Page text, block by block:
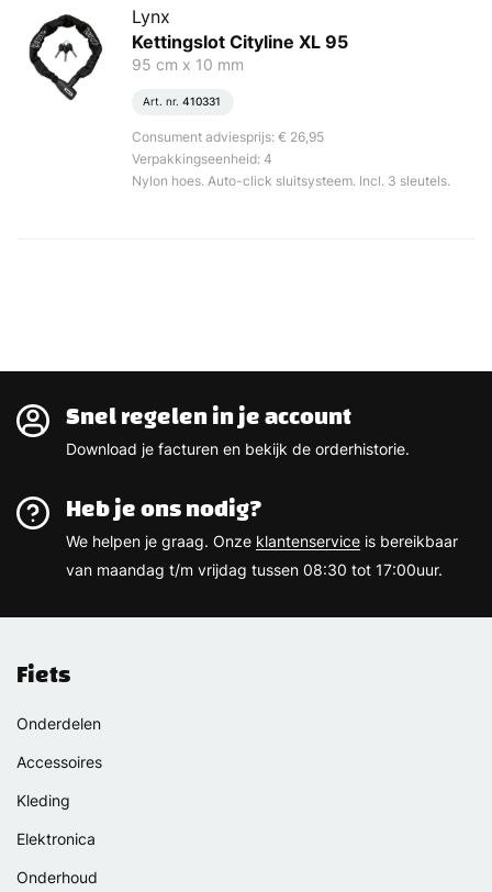
Lynx
Kettingslot Cityline XL 95
95 cm x 10 mm
Art. nr. 410331
Consument adviesprijs: € 26,95
Verpakkingseenheid: 4
Nylon hoes. Auto-click sluitsysteem. Incl. 3 sleutels.
Snel regelen in je account
Download je facturen en bekijk de orderhistorie.
Heb je ons nodig?
We helpen je graag. Onze klantenservice is bereikbaar
van maandag t/m vrijdag tussen 08:30 tot 17:00uur.
Fiets
Onderdelen
Accessoires
Kleding
Elektronica
Onderhoud